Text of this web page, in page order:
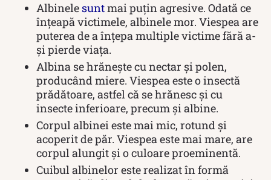
Albinele suntmai puțin agresive. Odată ce
înțeapă victimele, albinele mor. Viespea are
puterea de a înțepa multiple victime fără a-
și pierde viața.
Albina se hrănește cu nectar și polen,
producând miere. Viespea este o insectă
prădătoare, astfel că se hrănesc și cu
insecte inferioare, precum și albine.
Corpul albinei este mai mic, rotund și
acoperit de păr. Viespea este mai mare, are
corpul alungit și o culoare proeminentă.
Cuibul albinelor este realizat în formă